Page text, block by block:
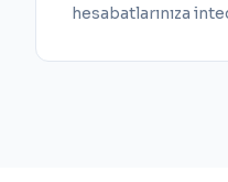
hesabatlarınıza